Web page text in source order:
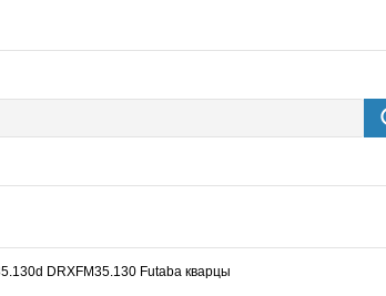
DRXFM35.130 Futaba кварцы